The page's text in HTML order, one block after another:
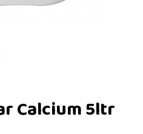
Calcium 5ltr